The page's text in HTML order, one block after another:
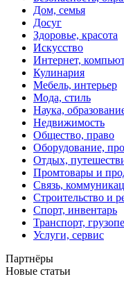
Дом, семья
Досуг
Здоровье, красота
Искусство
Интернет,
Кулинария
Мебель, интерьер
Мода, стиль
Наука,
Недвижимость
Общество, право
Оборудование,
Отдых,
Промтовары и
Связь,
Строительство и
Спорт, инвентарь
Транспорт,
Услуги, сервис
Партнёры
Новые статьи